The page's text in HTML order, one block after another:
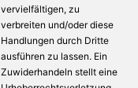
vervielfältigen, zu
verbreiten und/oder diese
Handlungen durch Dritte
ausführen zu lassen. Ein
Zuwiderhandeln stellt eine